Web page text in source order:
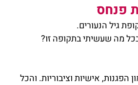
פנחס
גיל הנעורים.
מה שעשיתי בתקופה זו?
הפגנות, אישיות וציבוריות. והכל